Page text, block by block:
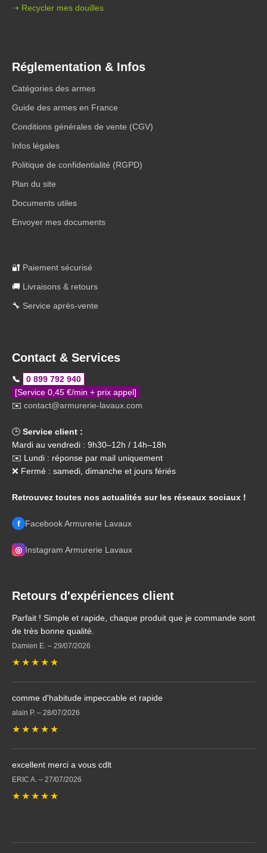
➝ Recycler mes douilles
Réglementation & Infos
Catégories des armes
Guide des armes en France
Conditions générales de vente (CGV)
Infos légales
Politique de confidentialité (RGPD)
Plan du site
Documents utiles
Envoyer mes documents
🔐 Paiement sécurisé
🚚 Livraisons & retours
🔧 Service après-vente
Contact & Services
📞
0 899 792 940
[Service 0,45 €/min + prix appel]
✉️ contact@armurerie-lavaux.com
🕒 Service client :
Mardi au vendredi : 9h30–12h / 14h–18h
✉️ Lundi : réponse par mail uniquement
❌ Fermé : samedi, dimanche et jours fériés
Retrouvez toutes nos actualités sur les réseaux sociaux !
f Facebook Armurerie Lavaux
◎ Instagram Armurerie Lavaux
Retours d'expériences client
Parfait ! Simple et rapide, chaque produit que je commande sont
de très bonne qualité.
Damien E. – 29/07/2026
★ ★ ★ ★ ★
comme d'habitude impeccable et rapide
alain P. – 28/07/2026
★ ★ ★ ★ ★
excellent merci a vous cdlt
ERIC A. – 27/07/2026
★ ★ ★ ★ ★